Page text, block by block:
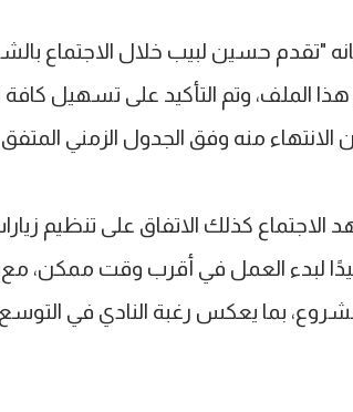
"تقدم حسين لبيب خلال الاجتماع
الملف، وتم التأكيد على تسهيل كافة
منه وفق الجدول الزمني المتفق
الاجتماع كذلك الاتفاق على تنظيم
لبدء العمل في أقرب وقت ممكن، مع
بما يعكس رغبة النادي في